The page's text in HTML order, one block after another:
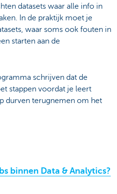
datasets waar alle info in
In de praktijk moet je
waar soms ook fouten in
starten aan de
schrijven dat de
stappen voordat je leert
durven terugnemen om het
binnen Data & Analytics?